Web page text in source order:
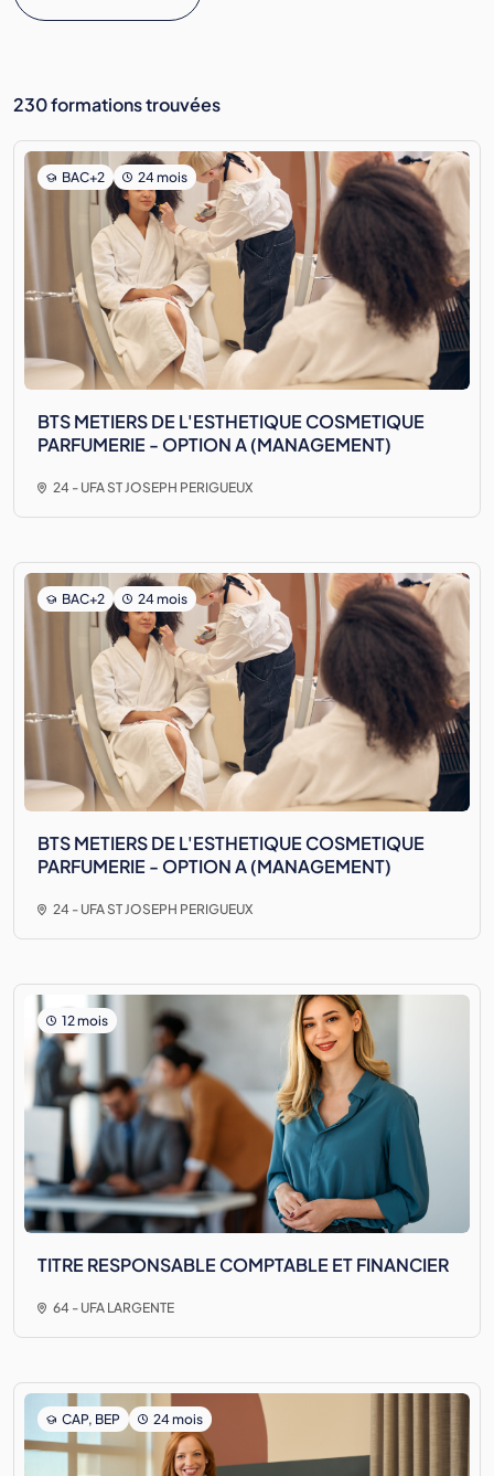
230 formations trouvées
BAC+2 24 mois
BTS METIERS DE L'ESTHETIQUE COSMETIQUE
PARFUMERIE - OPTION A (MANAGEMENT)
24 - UFA ST JOSEPH PERIGUEUX
BAC+2 24 mois
BTS METIERS DE L'ESTHETIQUE COSMETIQUE
PARFUMERIE - OPTION A (MANAGEMENT)
24 - UFA ST JOSEPH PERIGUEUX
12 mois
TITRE RESPONSABLE COMPTABLE ET FINANCIER
64 - UFA LARGENTE
CAP, BEP 24 mois